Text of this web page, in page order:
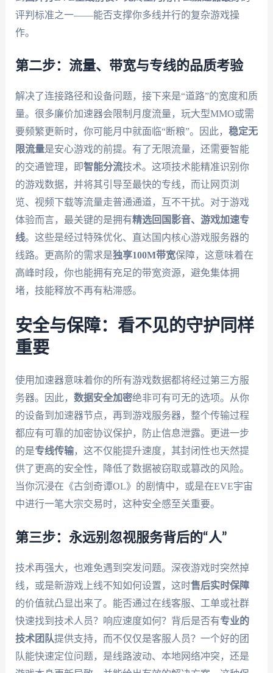
评判标准之一——能否支撑你多线并行的复杂游戏操
作。
第二步：流量、带宽与专线的品质考验
解决了连接路径和设备问题，接下来是“道路”的宽度和质
量。很多廉价加速器会限制月度流量，玩大型MMO或需
要频繁更新时，你可能月中就面临“断粮”。因此， 稳定无
限流量是安心游戏的前提。有了无限流量，还需要智能
的交通管理，即智能分流技术。这项技术能精准识别你
的游戏数据，并将其引导至最快的专线，而让网页浏
览、视频下载等流量走普通通道，互不干扰。对于游戏
体验而言，最关键的是拥有精选回国影音、游戏加速专
线。这些是经过特殊优化、直达国内核心游戏服务器的
线路。更高阶的需求是独享100M带宽保障，这意味着在
高峰时段，你也能拥有充足的带宽资源，避免集体拥
堵，技能释放不再有粘滞感。
安全与保障：看不见的守护同样
重要
使用加速器意味着你的所有游戏数据都将经过第三方服
务器。因此， 数据安全加密绝非可有可无的选项。从你
的设备到加速器节点，再到游戏服务器，整个传输过程
都应有可靠的加密协议保护，防止信息泄露。更进一步
的是专线传输，这不仅能提升速度，其封闭性也天然提
供了更高的安全性，降低了数据被窃取或篡改的风险。
当你沉浸在《古剑奇谭OL》的剧情中，或是在EVE宇宙
中进行一笔大宗交易时，这种安全感至关重要。
第三步：永远别忽视服务背后的“人”
技术再强大，也难免遇到突发问题。深夜游戏时突然掉
线，或是新游戏上线不知如何设置，这时售后实时保障
的价值就凸显出来了。能否通过在线客服、工单或社群
快速找到技术人员？响应速度如何？背后是否有专业的
技术团队提供支持，而不仅仅是客服人员？一个好的团
队能快速定位问题，是线路波动、本地网络冲突，还是